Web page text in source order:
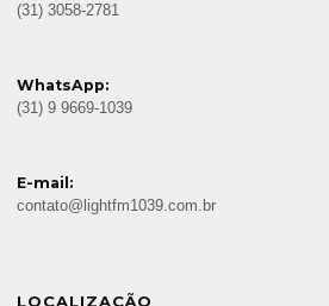
(31) 3058-2781
WhatsApp:
(31) 9 9669-1039
E-mail:
contato@lightfm1039.com.br
LOCALIZAÇÃO